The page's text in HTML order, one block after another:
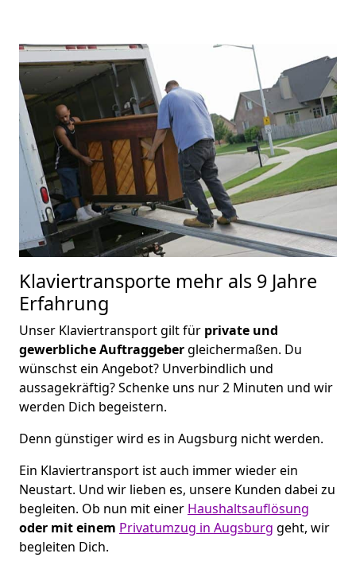
Klaviertransporte mehr als 9 Jahre
Erfahrung
Unser Klaviertransport gilt für private und
gewerbliche Auftraggebergleichermaßen. Du
wünschst ein Angebot? Unverbindlich und
aussagekräftig? Schenke uns nur 2 Minuten und wir
werden Dich begeistern.
Denn günstiger wird es in Augsburg nicht werden.
Ein Klaviertransport ist auch immer wieder ein
Neustart. Und wir lieben es, unsere Kunden dabei zu
begleiten. Ob nun mit einer Haushaltsauflösung
oder mit einem Privatumzug in Augsburg geht, wir
begleiten Dich.